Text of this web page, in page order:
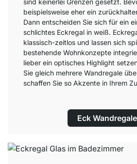
beispielsweise eher ein
Dann entscheiden Sie sich für ein
schlichtes Eckregal in weiß.
klassisch-zeitlos und lassen sich
bestehende Wohnkonzepte
lieber ein optisches Highlight
Sie gleich mehrere Wandregale
schaffen Sie so Akzente in Ihrem
Eck Wandregale